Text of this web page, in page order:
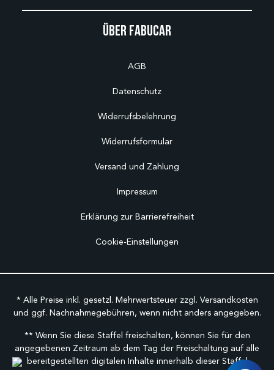
Über Fabucar
AGB
Datenschutz
Widerrufsbelehrung
Widerrufsformular
Versand und Zahlung
Impressum
Erklärung zur Barrierefreiheit
Cookie-Einstellungen
* Alle Preise inkl. gesetzl. Mehrwertsteuer zzgl. Versandkosten
und ggf. Nachnahmegebühren, wenn nicht anders angegeben.
** Wenn Sie diese Staffel freischalten, können Sie für den
angegebenen Zeitraum ab dem Tag der Freischaltung auf alle
bereitgestellten digitalen Inhalte innerhalb dieser Staffel